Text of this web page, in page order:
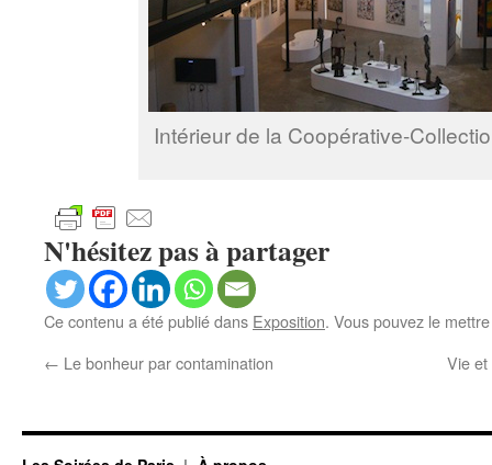
Intérieur de la Coopérative-
N'hésitez pas à partager
Ce contenu a été publié dans Exposition. Vous pouvez le
← Le bonheur par contamination Vie